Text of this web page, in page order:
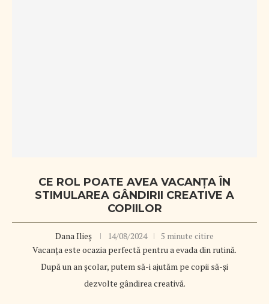
CE ROL POATE AVEA VACANȚA ÎN
STIMULAREA GÂNDIRII CREATIVE A
COPIILOR
Dana Ilieș 14/08/2024
5 minute citire
Vacanța este ocazia perfectă pentru a evada din rutină.
După un an școlar, putem să-i ajutăm pe copii să-și
dezvolte gândirea creativă.